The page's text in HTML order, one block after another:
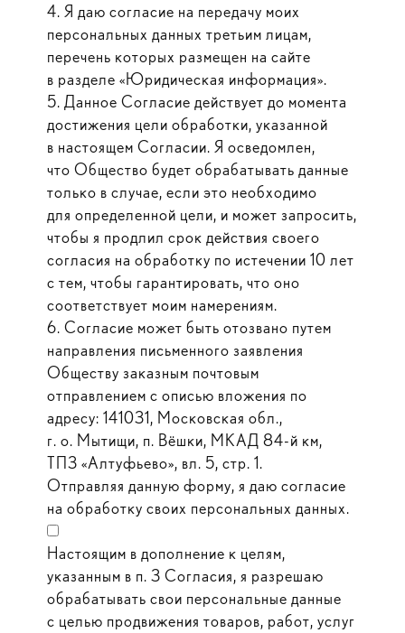
4. Я даю согласие на передачу моих
персональных данных третьим лицам,
перечень которых размещен на сайте
в разделе «Юридическая информация».
5. Данное Согласие действует до момента
достижения цели обработки, указанной
в настоящем Согласии. Я осведомлен,
что Общество будет обрабатывать данные
только в случае, если это необходимо
для определенной цели, и может запросить,
чтобы я продлил срок действия своего
согласия на обработку по истечении 10 лет
с тем, чтобы гарантировать, что оно
соответствует моим намерениям.
6. Согласие может быть отозвано путем
направления письменного заявления
Обществу заказным почтовым
отправлением с описью вложения по
адресу: 141031, Московская обл.,
г. о. Мытищи, п. Вёшки, МКАД 84-й км,
ТПЗ «Алтуфьево», вл. 5, стр. 1.
Отправляя данную форму, я даю согласие
на обработку своих персональных данных.
Настоящим в дополнение к целям,
указанным в п. 3 Согласия, я разрешаю
обрабатывать свои персональные данные
с целью продвижения товаров, работ, услуг